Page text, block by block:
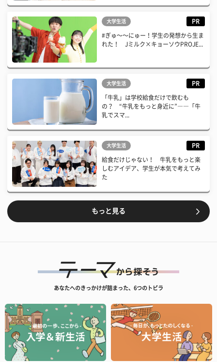
大学生活 PR
#ぎゅ〜〜にゅー！学生の発想から生ま
れた！ Jミルク×キョーソウPROJE...
大学生活 PR
「牛乳」は学校給食だけで飲むも
の？ “牛乳をもっと身近に”――「牛
乳でスマ...
大学生活 PR
給食だけじゃない！ 牛乳をもっと楽
しむアイデア、学生が本気で考えてみ
た
もっと見る
あなたへのきっかけが詰まった、6つのトビラ